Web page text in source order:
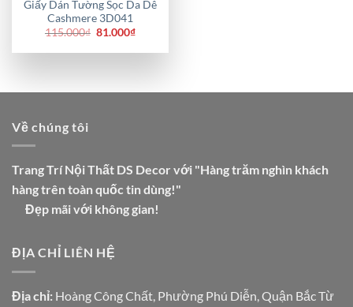
Giấy Dán Tường Sọc Da Dê
Cashmere 3D041
115.000₫ Giá
là:
81.000₫Giá
tại
Về chúng tôi
Trang Trí Nội Thất DS Decor với "Hàng trăm nghìn khách
hàng trên toàn quốc tin dùng!"
Đẹp mãi với không gian!
ĐỊA CHỈ LIÊN HỆ
Địa chỉ: Hoàng Công Chất, Phường Phú Diễn, Quận Bắc Từ